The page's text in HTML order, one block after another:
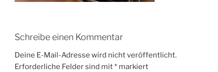
Schreibe einen Kommentar
Deine E-Mail-Adresse wird nicht veröffentlicht.
Erforderliche Felder sind mit* markiert